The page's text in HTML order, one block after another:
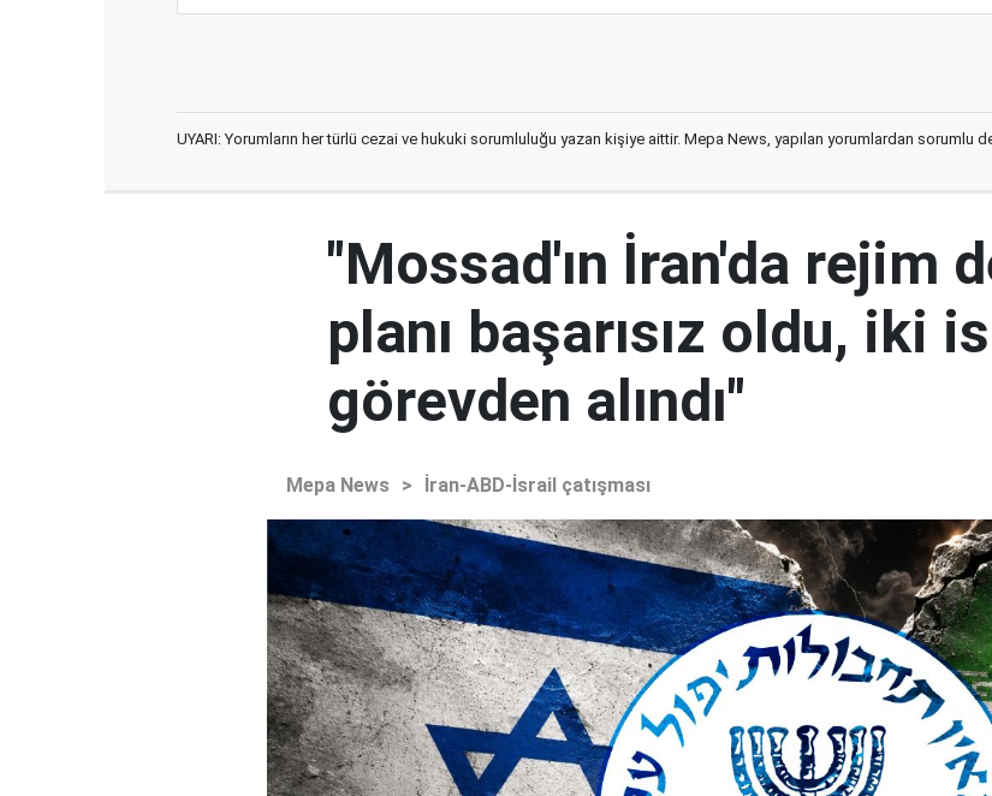
UYARI: Yorumların her türlü cezai ve hukuki sorumluluğu yazan kişiye aittir. Mepa News, yapılan yorumlardan sorumlu
"Mossad'ın İran'da rejim
planı başarısız oldu, iki
görevden alındı"
Mepa News > İran-ABD-İsrail çatışması